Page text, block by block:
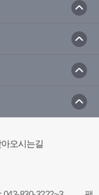
오시는길